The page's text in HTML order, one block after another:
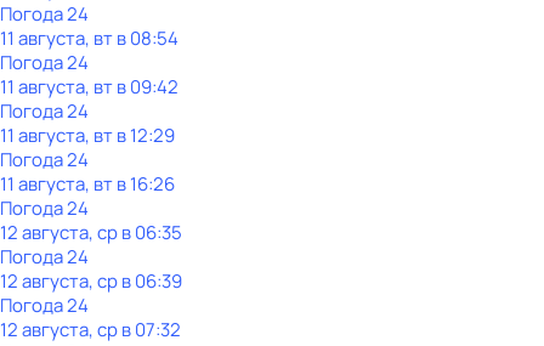
Погода 24
11 августа, вт в 08:54
Погода 24
11 августа, вт в 09:42
Погода 24
11 августа, вт в 12:29
Погода 24
11 августа, вт в 16:26
Погода 24
12 августа, ср в 06:35
Погода 24
12 августа, ср в 06:39
Погода 24
12 августа, ср в 07:32